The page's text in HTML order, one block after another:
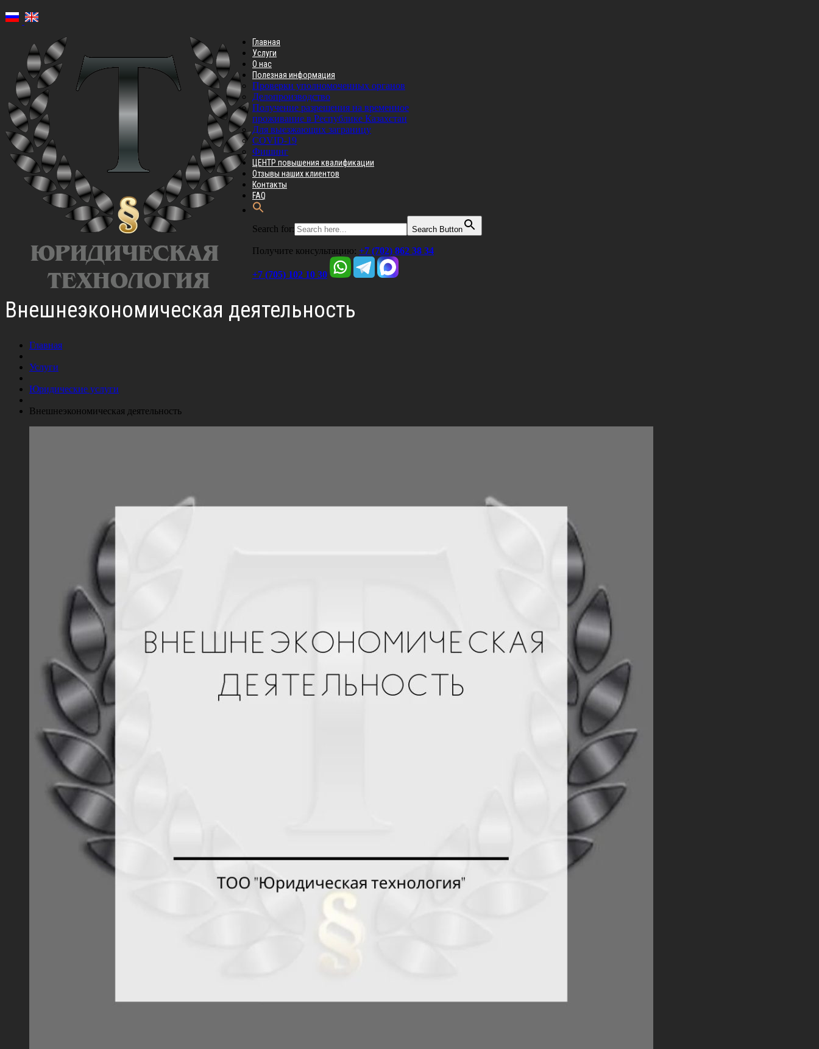
Главная
Услуги
О нас
Полезная информация
Проверки уполномоченных органов
Делопроизводство
Получение разрешения на временное
проживание в Республике Казахстан
Для выезжающих заграницу
COVID-19
Фишинг
ЦЕНТР повышения квалификации
Отзывы наших клиентов
Контакты
FAQ
Search for: Search Button
Получите консультацию: +7 (702) 862 38 34
+7 (705) 102 10 30
Внешнеэкономическая деятельность
Главная
Услуги
Юридические услуги
Внешнеэкономическая деятельность